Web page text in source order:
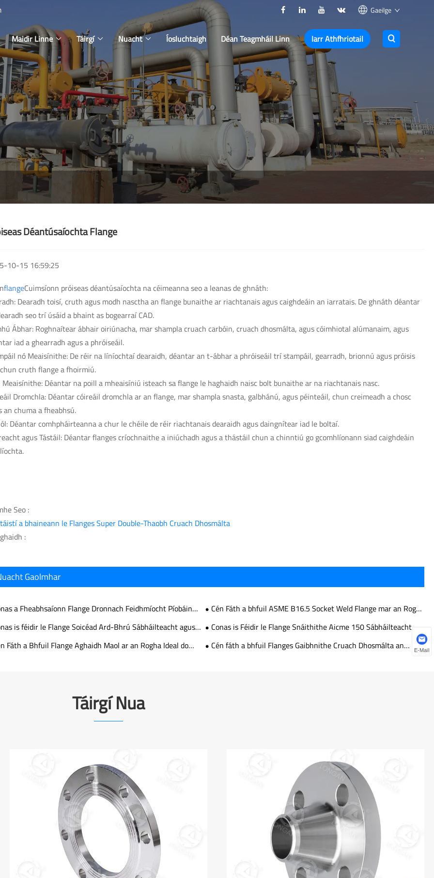
Gaeilge
Maidir Linne Táirgí Nuacht Íosluchtaigh Déan Teagmháil Linn Iarr Athfhriotail
Déantúsaíochta Flange
10-15 16:59:25
flangeCuimsíonn próiseas déantúsaíochta na céimeanna seo a leanas de ghnáth:
Dearadh toisí, cruth agus modh nasctha an flange bunaithe ar riachtanais agus caighdeáin an iarratais. De ghnáth déantar
seo trí úsáid a bhaint as bogearraí CAD.
Ábhar: Roghnaítear ábhair oiriúnacha, mar shampla cruach carbóin, cruach dhosmálta, agus cóimhiotal alúmanaim, agus
iad a ghearradh agus a phróiseáil.
nó Meaisínithe: De réir na líníochtaí dearaidh, déantar an t-ábhar a phróiseáil trí stampáil, gearradh, brionnú agus próisis
cruth flange a fhoirmiú.
Meaisínithe: Déantar na poill a mheaisíniú isteach sa flange le haghaidh naisc bolt bunaithe ar na riachtanais nasc.
Dromchla: Déantar cóireáil dromchla ar an flange, mar shampla snasta, galbhánú, agus péinteáil, chun creimeadh a chosc
an chuma a fheabhsú.
Déantar comhpháirteanna a chur le chéile de réir riachtanais dearaidh agus daingnítear iad le boltaí.
agus Tástáil: Déantar flanges críochnaithe a iniúchadh agus a thástáil chun a chinntiú go gcomhlíonann siad caighdeáin
Seo :
a bhaineann le Flanges Super Double-Thaobh Cruach Dhosmálta
:
Gaolmhar
a Fheabhsaíonn Flange Dronnach Feidhmíocht Píobáin
agus Iontaofacht Nasctha
Cén Fáth a bhfuil ASME B16.5 Socket Weld Flange mar an Rogha
is Fearr do Chórais Píobáin Ardbhrú
is féidir le Flange Soicéad Ard-Bhrú Sábháilteacht agus
Córais Píobáin Thionscail a Fheabhsú
Conas is Féidir le Flange Snáithithe Aicme 150 Sábháilteacht
Píblíne agus Éifeachtúlacht Nasctha a Fheabhsú
Fáth a Bhfuil Flange Aghaidh Maol ar an Rogha Ideal do
Cén fáth a bhfuil Flanges Gaibhnithe Cruach Dhosmálta an
Táirgí Nua
E-Mail